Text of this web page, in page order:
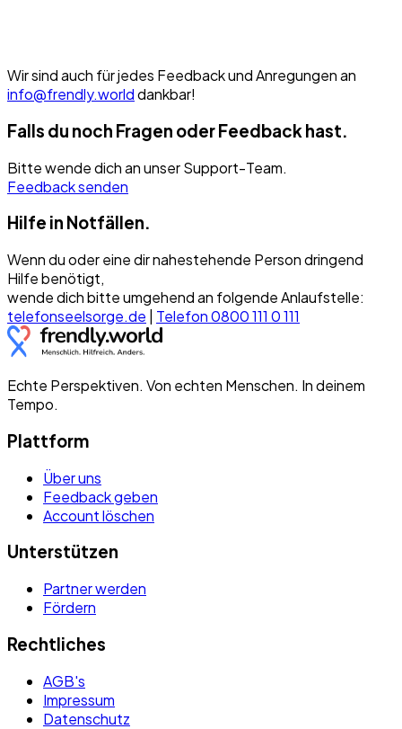
Wir sind auch für jedes Feedback und Anregungen an
info@frendly.worlddankbar!
Falls du noch Fragen oder Feedback hast.
Bitte wende dich an unser Support-Team.
Feedback senden
Hilfe in Notfällen.
Wenn du oder eine dir nahestehende Person dringend
Hilfe benötigt,
wende dich bitte umgehend an folgende Anlaufstelle:
telefonseelsorge.de
Telefon 0800 111 0 111
Echte Perspektiven. Von echten Menschen. In deinem
Tempo.
Plattform
Über uns
Feedback geben
Account löschen
Unterstützen
Partner werden
Fördern
Rechtliches
AGB's
Impressum
Datenschutz